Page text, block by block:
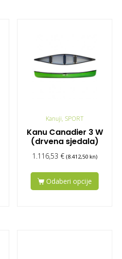
Kanuji, SPORT
Kanu Canadier 3 W
(drvena sjedala)
1.116,53 € (8.412,50 kn)
Odaberi opcije